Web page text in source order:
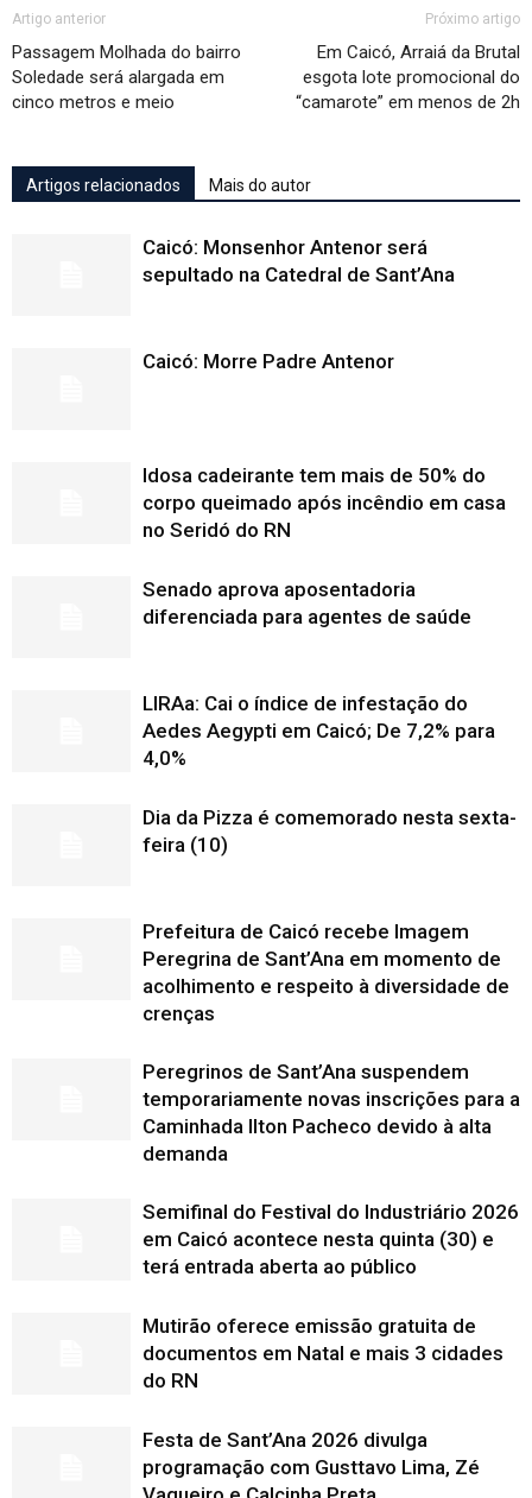
Artigo anterior
Passagem Molhada do bairro
Soledade será alargada em
cinco metros e meio
Próximo artigo
Em Caicó, Arraiá da Brutal
esgota lote promocional do
“camarote” em menos de 2h
Artigos relacionados Mais do autor
Caicó: Monsenhor Antenor será
sepultado na Catedral de Sant’Ana
Caicó: Morre Padre Antenor
Idosa cadeirante tem mais de 50% do
corpo queimado após incêndio em casa
no Seridó do RN
Senado aprova aposentadoria
diferenciada para agentes de saúde
LIRAa: Cai o índice de infestação do
Aedes Aegypti em Caicó; De 7,2% para
4,0%
Dia da Pizza é comemorado nesta sexta-
feira (10)
Prefeitura de Caicó recebe Imagem
Peregrina de Sant’Ana em momento de
acolhimento e respeito à diversidade de
crenças
Peregrinos de Sant’Ana suspendem
temporariamente novas inscrições para a
Caminhada Ilton Pacheco devido à alta
demanda
Semifinal do Festival do Industriário 2026
em Caicó acontece nesta quinta (30) e
terá entrada aberta ao público
Mutirão oferece emissão gratuita de
documentos em Natal e mais 3 cidades
do RN
Festa de Sant’Ana 2026 divulga
programação com Gusttavo Lima, Zé